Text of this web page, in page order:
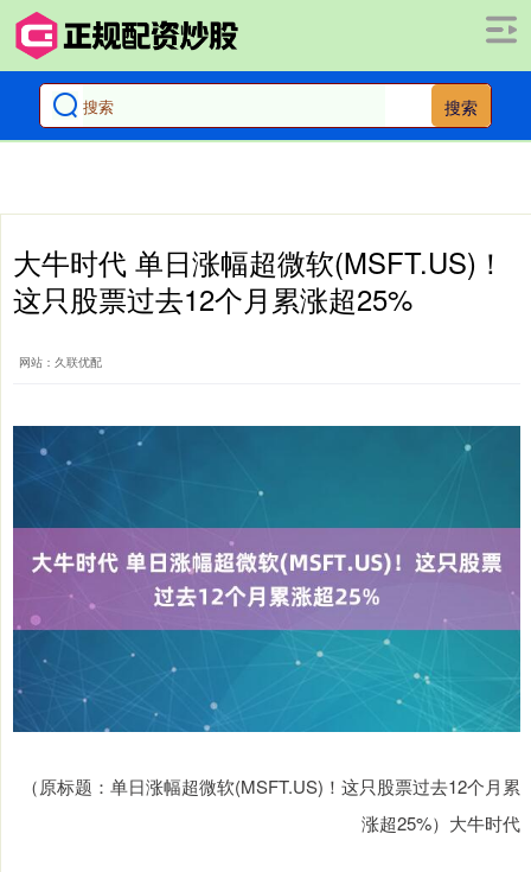
搜索
大牛时代 单日涨幅超微软(MSFT.US)！
这只股票过去12个月累涨超25%
网站：久联优配
（原标题：单日涨幅超微软(MSFT.US)！这只股票过去12个月累
涨超25%）大牛时代